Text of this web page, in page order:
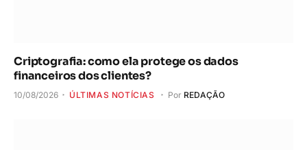
Criptografia: como ela protege os dados
financeiros dos clientes?
10/08/2026 ÚLTIMAS NOTÍCIAS Por REDAÇÃO